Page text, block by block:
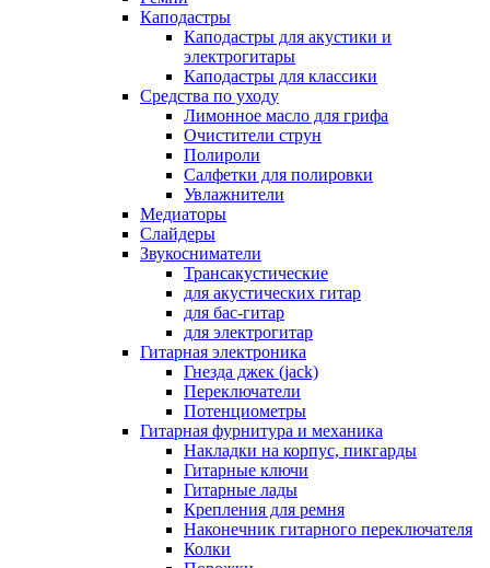
Каподастры
Каподастры для акустики и
электрогитары
Каподастры для классики
Средства по уходу
Лимонное масло для грифа
Очистители струн
Полироли
Салфетки для полировки
Увлажнители
Медиаторы
Слайдеры
Звукосниматели
Трансакустические
для акустических гитар
для бас-гитар
для электрогитар
Гитарная электроника
Гнезда джек (jack)
Переключатели
Потенциометры
Гитарная фурнитура и механика
Накладки на корпус, пикгарды
Гитарные ключи
Гитарные лады
Крепления для ремня
Наконечник гитарного переключателя
Колки